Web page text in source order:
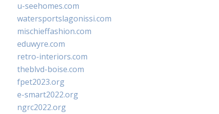
u-seehomes.com
watersportslagonissi.com
mischieffashion.com
eduwyre.com
retro-interiors.com
theblvd-boise.com
fpet2023.org
e-smart2022.org
ngrc2022.org